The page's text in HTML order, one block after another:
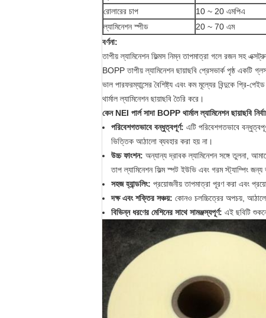
রোলারের চাপ
10 ~ 20 এমপিএ
ল্যামিনেশন স্পীড
20 ~ 70 এম
বর্ণনা:
তাপীয় ল্যামিনেশন ফিল্মস নিম্ন তাপমাত্রা গলে রজন সহ
BOPP তাপীয় ল্যামিনেশন ছায়াছবি প্রেসভার্ক পৃষ্ঠ একটি
ভাল পারফরম্যান্সের বৈশিষ্ট্য এবং কম মূল্যের বিন্দুকে প্রি-
থার্মাল ল্যামিনেশন ছায়াছবি তৈরি করে।
কেন NEI পার্ল সাদা BOPP থার্মাল ল্যামিনেশন ছায়াছবি
পরিবেশগতভাবে বন্ধুত্বপূর্ণ: এটি পরিবেশগতভাবে
ভিত্তিক আঠালো ব্যবহার করা হয় না।
উচ্চ ফাংশন: অন্যান্য দ্রাবক ল্যামিনেশন সঙ্গে তুলনা,
তাপ ল্যামিনেশন ফিল্ম স্পট ইউভি এবং গরম স্ট্যাম্পিং জন্য
সহজ হ্যান্ডলিং: প্রয়োজনীয় তাপমাত্রা পূরণ করা এবং
দক্ষ এবং শক্তির সঞ্চয়: কোনও চলচ্চিত্রের অপচয়, আঠালো
বিভিন্ন ধরণের মেশিনের সাথে সামঞ্জস্যপূর্ণ: এই ছবিটি